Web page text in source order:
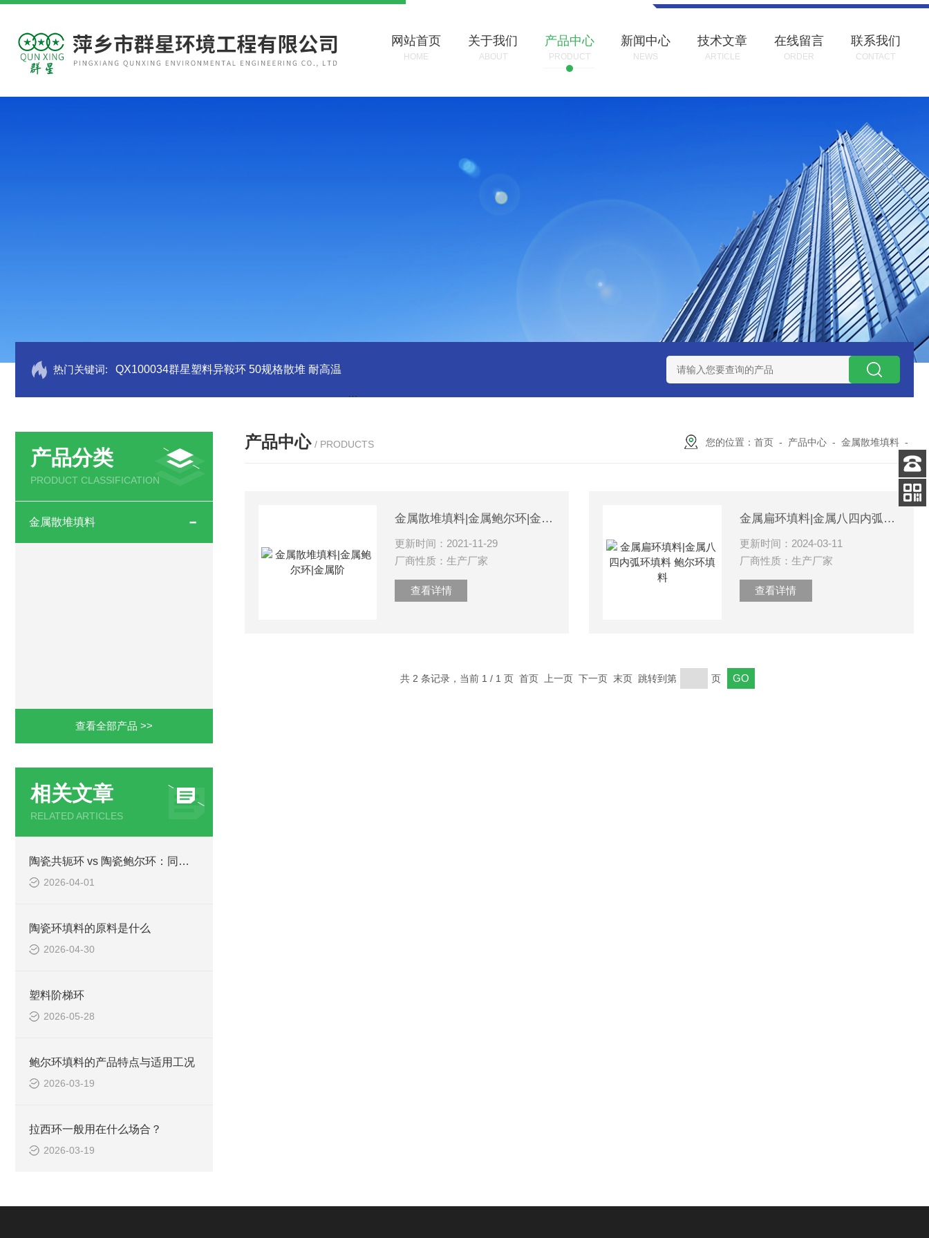
网站首页
HOME
关于我们
ABOUT
产品中心
PRODUCT
新闻中心
NEWS
技术文章
ARTICLE
在线留言
ORDER
联系我们
CONTACT
热门关键词: QX100034群星塑料异鞍环 50规格散堆 耐高温 QX100031白色19规格塑料鲍尔环 耐高温 散装填料 蜂窝陶瓷
产品分类
PRODUCT CLASSIFICATION
金属散堆填料
查看全部产品 >>
相关文章
RELATED ARTICLES
陶瓷共轭环 vs 陶瓷鲍尔环：同是高效填料，该怎么选？
2026-04-01
陶瓷环填料的原料是什么
2026-04-30
塑料阶梯环
2026-05-28
鲍尔环填料的产品特点与适用工况
2026-03-19
拉西环一般用在什么场合？
2026-03-19
产品中心 / PRODUCTS 您的位置： 首页 - 产品中心 - 金属散堆填料 -
金属散堆填料|金属鲍尔环|金属阶
更新时间：2021-11-29
厂商性质：生产厂家
查看详情
金属扁环填料|金属八四内弧环填料 鲍尔环填料
更新时间：2024-03-11
厂商性质：生产厂家
查看详情
共 2 条记录，当前 1 / 1 页 首页 上一页 下一页 末页 跳转到第 页
客服
电话